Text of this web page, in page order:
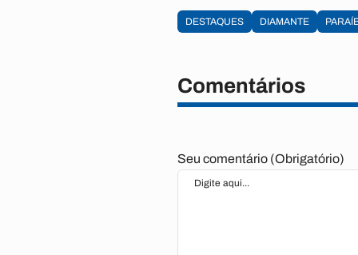
DESTAQUES DIAMANTE
Comentários
Seu comentário (Obrigatório)